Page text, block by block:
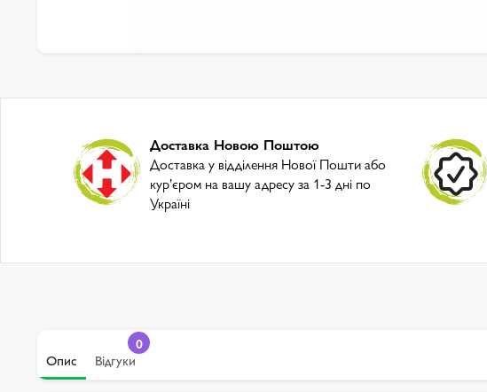
Доставка Новою Поштою
Доставка у відділення Нової Пошти або
курʼєром на вашу адресу за 1-3 дні по
Україні
Опис Відгуки
0